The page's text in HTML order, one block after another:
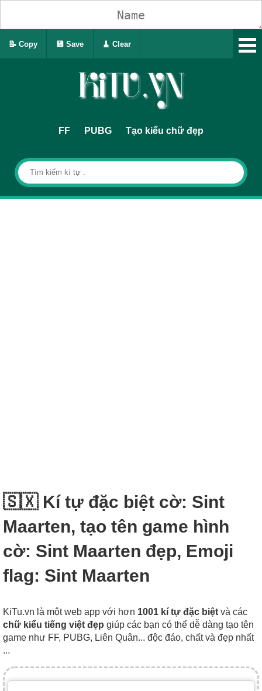
FF PUBG Tạo kiểu chữ đẹp
🇸🇽 Kí tự đặc biệt cờ: Sint
Maarten, tạo tên game hình
cờ: Sint Maarten đẹp, Emoji
flag: Sint Maarten
KiTu.vn là một web app với hơn 1001 kí tự đặc biệt và các
chữ kiểu tiếng việt đẹp giúp các bạn có thể dễ dàng tạo tên
game như FF, PUBG, Liên Quân... độc đáo, chất và đẹp nhất
...
📝 Copy 💾 Save 🧹 Clear